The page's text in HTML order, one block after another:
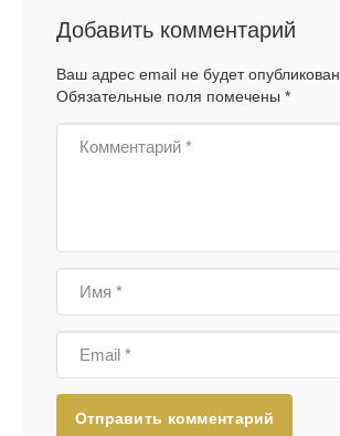
Добавить комментарий
Ваш адрес email не будет опубликован.
Обязательные поля помечены *
Отправить комментарий